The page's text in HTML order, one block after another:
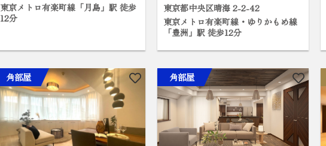
東京メトロ有楽町線「月島」駅 徒歩
12分
東京都中央区晴海 2-2-42
東京メトロ有楽町線・ゆりかもめ線
「豊洲」駅 徒歩12分
角部屋 角部屋